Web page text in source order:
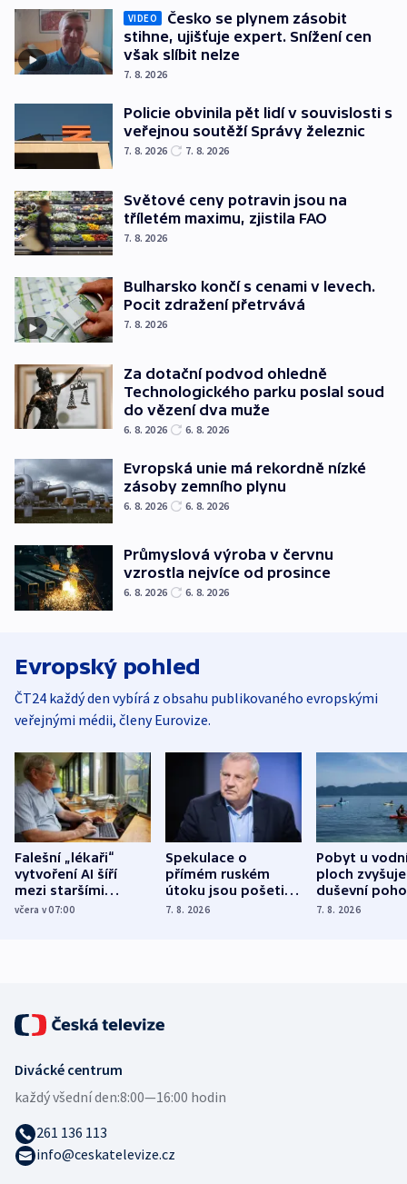
VIDEO
Česko se plynem zásobit
stihne, ujišťuje expert. Snížení cen
však slíbit nelze
7. 8. 2026
Policie obvinila pět lidí v souvislosti s
veřejnou soutěží Správy železnic
7. 8. 2026 7. 8. 2026
Světové ceny potravin jsou na
tříletém maximu, zjistila FAO
7. 8. 2026
Bulharsko končí s cenami v levech.
Pocit zdražení přetrvává
7. 8. 2026
Za dotační podvod ohledně
Technologického parku poslal soud
do vězení dva muže
6. 8. 2026 6. 8. 2026
Evropská unie má rekordně nízké
zásoby zemního plynu
6. 8. 2026 6. 8. 2026
Průmyslová výroba v červnu
vzrostla nejvíce od prosince
6. 8. 2026 6. 8. 2026
Evropský pohled
ČT24 každý den vybírá z obsahu publikovaného evropskými
veřejnými médii, členy Eurovize.
Falešní „lékaři“
vytvoření AI šíří
mezi staršími
Poláky nebezpečné
včera v 07:00
Spekulace o
přímém ruském
útoku jsou pošetilé,
míní estonský
7. 8. 2026
Pobyt u
ploch zvyšuje
duševní
ukázala
7. 8. 2026
Divácké centrum
každý všední den:8:00—16:00 hodin
261 136 113
info@ceskatelevize.cz